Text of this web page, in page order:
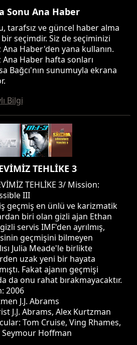
Sonu Ana Haber
tarafsız ve güncel haber alma
seçimdir. Siz de seçiminizi
Ana Haber'den yana kullanın.
Ana Haber hafta sonları
Bağcı'nın sunumuyla ekrana
Bilgi
TEHLİKE 3
TEHLİKE 3/ Mission:
III
geçmiş en ünlü ve karizmatik
biri olan gizli ajan Ethan
servis IMF'den ayrılmış,
geçmişini bilmeyen
Julia Meade'le birlikte
uzak yeni bir hayata
Fakat ajanın geçmişi
da onu rahat bırakmayacaktır.
2006
J.J. Abrams
J.J. Abrams, Alex Kurtzman
Tom Cruise, Ving Rhames,
Seymour Hoffman